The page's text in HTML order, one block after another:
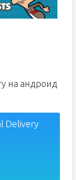
на андроид
Delivery